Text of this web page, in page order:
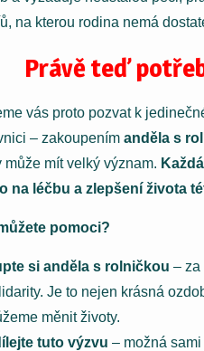
na kterou rodina nemá
Právě teď
vás proto pozvat k
– zakoupením anděla s
může mít velký význam.
na léčbu a zlepšení života
pomoci?
si anděla s rolničkou – za
Je to nejen krásná
měnit životy.
tuto výzvu – možná